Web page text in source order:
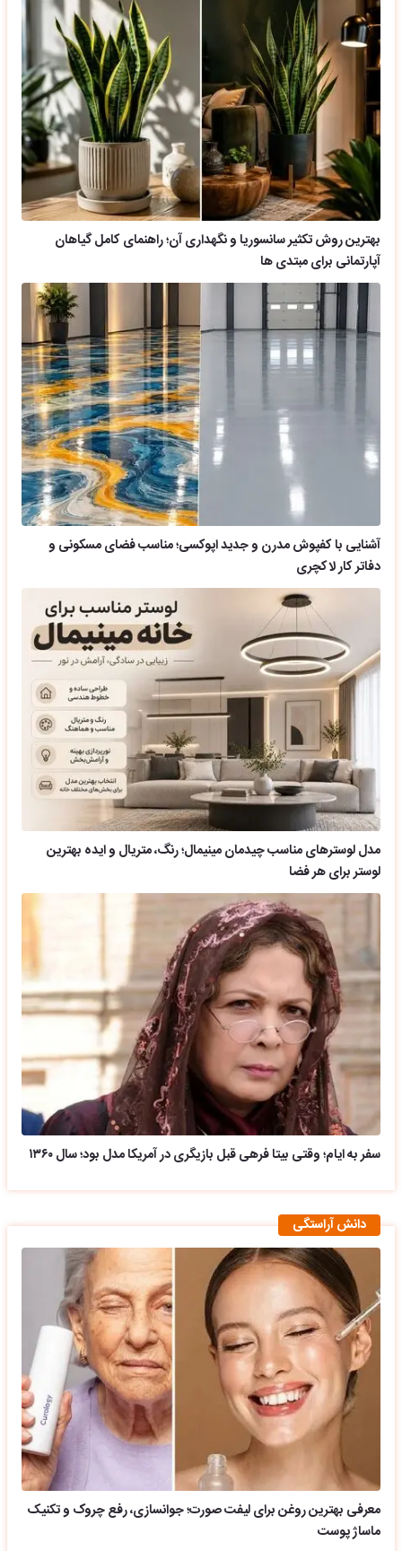
بهترین روش تکثیر سانسوریا و نگهداری آن؛ راهنمای کامل گیاهان
آپارتمانی برای مبتدی ها
آشنایی با کفپوش مدرن و جدید اپوکسی؛ مناسب فضای مسکونی و
دفاتر کار لاکچری
مدل لوسترهای مناسب چیدمان مینیمال؛ رنگ، متریال و ایده بهترین
لوستر برای هر فضا
سفر به ایام؛ وقتی بیتا فرهی قبل بازیگری در آمریکا مدل بود؛ سال ۱۳۶۰
دانش آراستگی
معرفی بهترین روغن برای لیفت صورت؛ جوانسازی، رفع چروک و تکنیک
ماساژ پوست